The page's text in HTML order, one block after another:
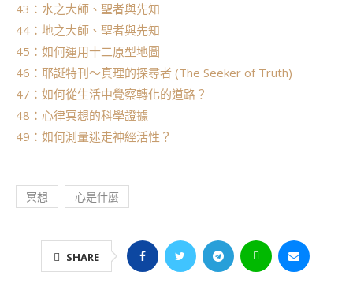
43：水之大師、聖者與先知
44：地之大師、聖者與先知
45：如何運用十二原型地圖
46：耶誕特刊～真理的探尋者 (The Seeker of Truth)
47：如何從生活中覺察轉化的道路？
48：心律冥想的科學證據
49：如何測量迷走神經活性？
冥想 心是什麼
SHARE